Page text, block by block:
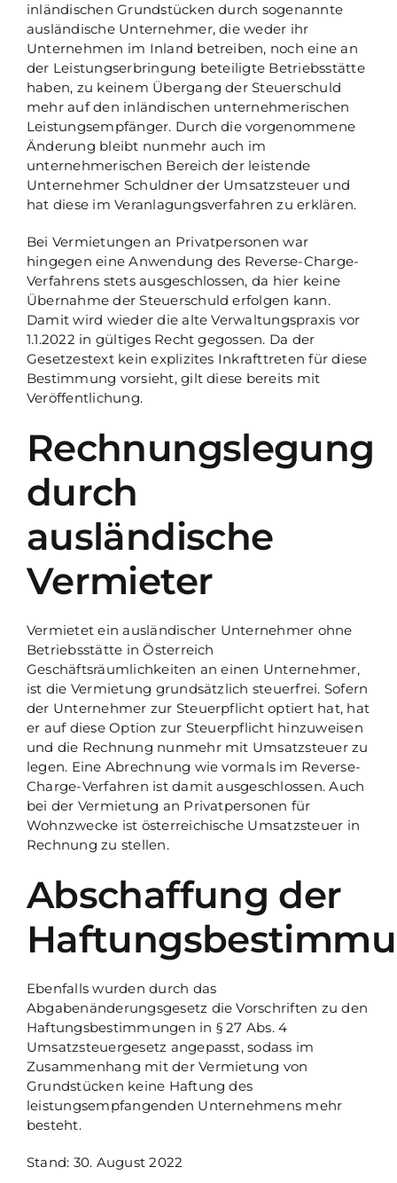
inländischen Grundstücken durch sogenannte
ausländische Unternehmer, die weder ihr
Unternehmen im Inland betreiben, noch eine an
der Leistungserbringung beteiligte Betriebsstätte
haben, zu keinem Übergang der Steuerschuld
mehr auf den inländischen unternehmerischen
Leistungsempfänger. Durch die vorgenommene
Änderung bleibt nunmehr auch im
unternehmerischen Bereich der leistende
Unternehmer Schuldner der Umsatzsteuer und
hat diese im Veranlagungsverfahren zu erklären.
Bei Vermietungen an Privatpersonen war
hingegen eine Anwendung des Reverse-Charge-
Verfahrens stets ausgeschlossen, da hier keine
Übernahme der Steuerschuld erfolgen kann.
Damit wird wieder die alte Verwaltungspraxis vor
1.1.2022 in gültiges Recht gegossen. Da der
Gesetzestext kein explizites Inkrafttreten für diese
Bestimmung vorsieht, gilt diese bereits mit
Veröffentlichung.
Rechnungslegung
durch
ausländische
Vermieter
Vermietet ein ausländischer Unternehmer ohne
Betriebsstätte in Österreich
Geschäftsräumlichkeiten an einen Unternehmer,
ist die Vermietung grundsätzlich steuerfrei. Sofern
der Unternehmer zur Steuerpflicht optiert hat, hat
er auf diese Option zur Steuerpflicht hinzuweisen
und die Rechnung nunmehr mit Umsatzsteuer zu
legen. Eine Abrechnung wie vormals im Reverse-
Charge-Verfahren ist damit ausgeschlossen. Auch
bei der Vermietung an Privatpersonen für
Wohnzwecke ist österreichische Umsatzsteuer in
Rechnung zu stellen.
Abschaffung der
Ebenfalls wurden durch das
Abgabenänderungsgesetz die Vorschriften zu den
Haftungsbestimmungen in § 27 Abs. 4
Umsatzsteuergesetz angepasst, sodass im
Zusammenhang mit der Vermietung von
Grundstücken keine Haftung des
leistungsempfangenden Unternehmens mehr
besteht.
Stand: 30. August 2022